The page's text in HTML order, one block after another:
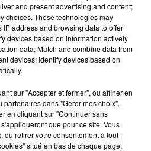
les autres au Parc animalier de...
gratuite pour voir l’éclipse
de Metz part à la recherche de...
and present advertising and content;
choices. These technologies may
address and browsing data to offer
devices based on information actively
data; Match and combine data from
devices; Identify devices based on
sur "Accepter et fermer", ou affiner en
dans "Gérer mes choix".
en cliquant sur "Continuer sans
que pour ce site. Vous
ou retirer votre consentement à tout
situé en bas de chaque page.